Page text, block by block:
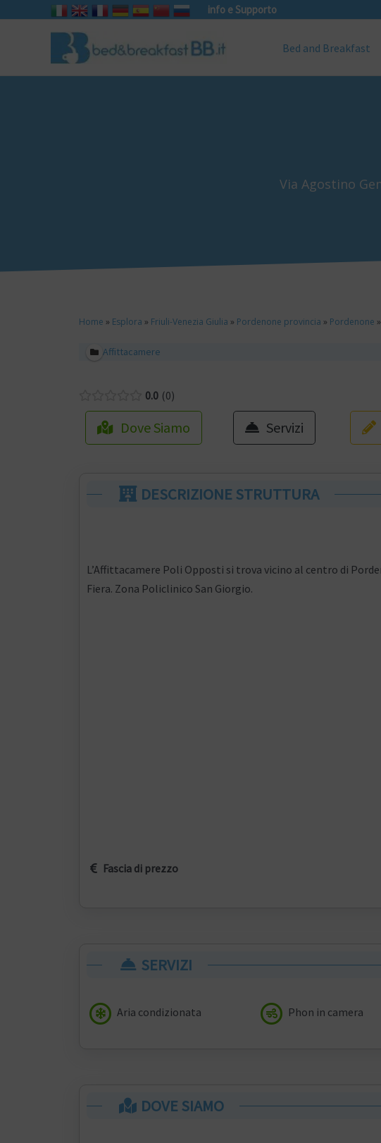
info e Supporto
Bed and Breakfast
Via Agostino
Home » Esplora » Friuli-Venezia Giulia » Pordenone provincia » Pordenone »
Affittacamere
0.0 0
Dove Siamo Servizi
DESCRIZIONE STRUTTURA
L’Affittacamere Poli Opposti si trova vicino al centro di
Fiera. Zona Policlinico San Giorgio.
Fascia di prezzo
SERVIZI
Aria condizionata Phon in camera
DOVE SIAMO